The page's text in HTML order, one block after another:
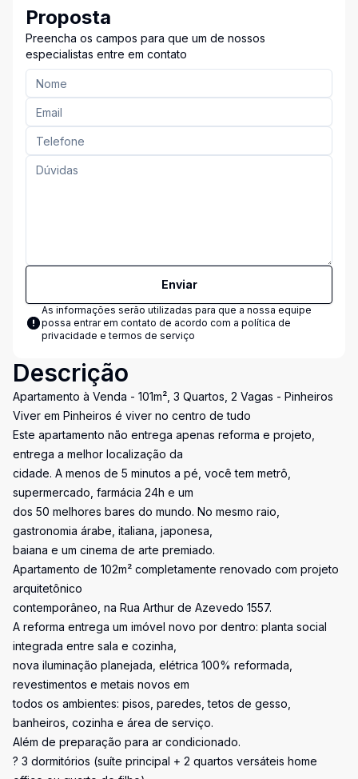
Proposta
Preencha os campos para que um de nossos
especialistas entre em contato
Enviar
As informações serão utilizadas para que a nossa equipe
possa entrar em contato de acordo com a política de
privacidade e termos de serviço
Descrição
Apartamento à Venda - 101m², 3 Quartos, 2 Vagas - Pinheiros
Viver em Pinheiros é viver no centro de tudo
Este apartamento não entrega apenas reforma e projeto,
entrega a melhor localização da
cidade. A menos de 5 minutos a pé, você tem metrô,
supermercado, farmácia 24h e um
dos 50 melhores bares do mundo. No mesmo raio,
gastronomia árabe, italiana, japonesa,
baiana e um cinema de arte premiado.
Apartamento de 102m² completamente renovado com projeto
arquitetônico
contemporâneo, na Rua Arthur de Azevedo 1557.
A reforma entrega um imóvel novo por dentro: planta social
integrada entre sala e cozinha,
nova iluminação planejada, elétrica 100% reformada,
revestimentos e metais novos em
todos os ambientes: pisos, paredes, tetos de gesso,
banheiros, cozinha e área de serviço.
Além de preparação para ar condicionado.
? 3 dormitórios (suíte principal + 2 quartos versáteis home